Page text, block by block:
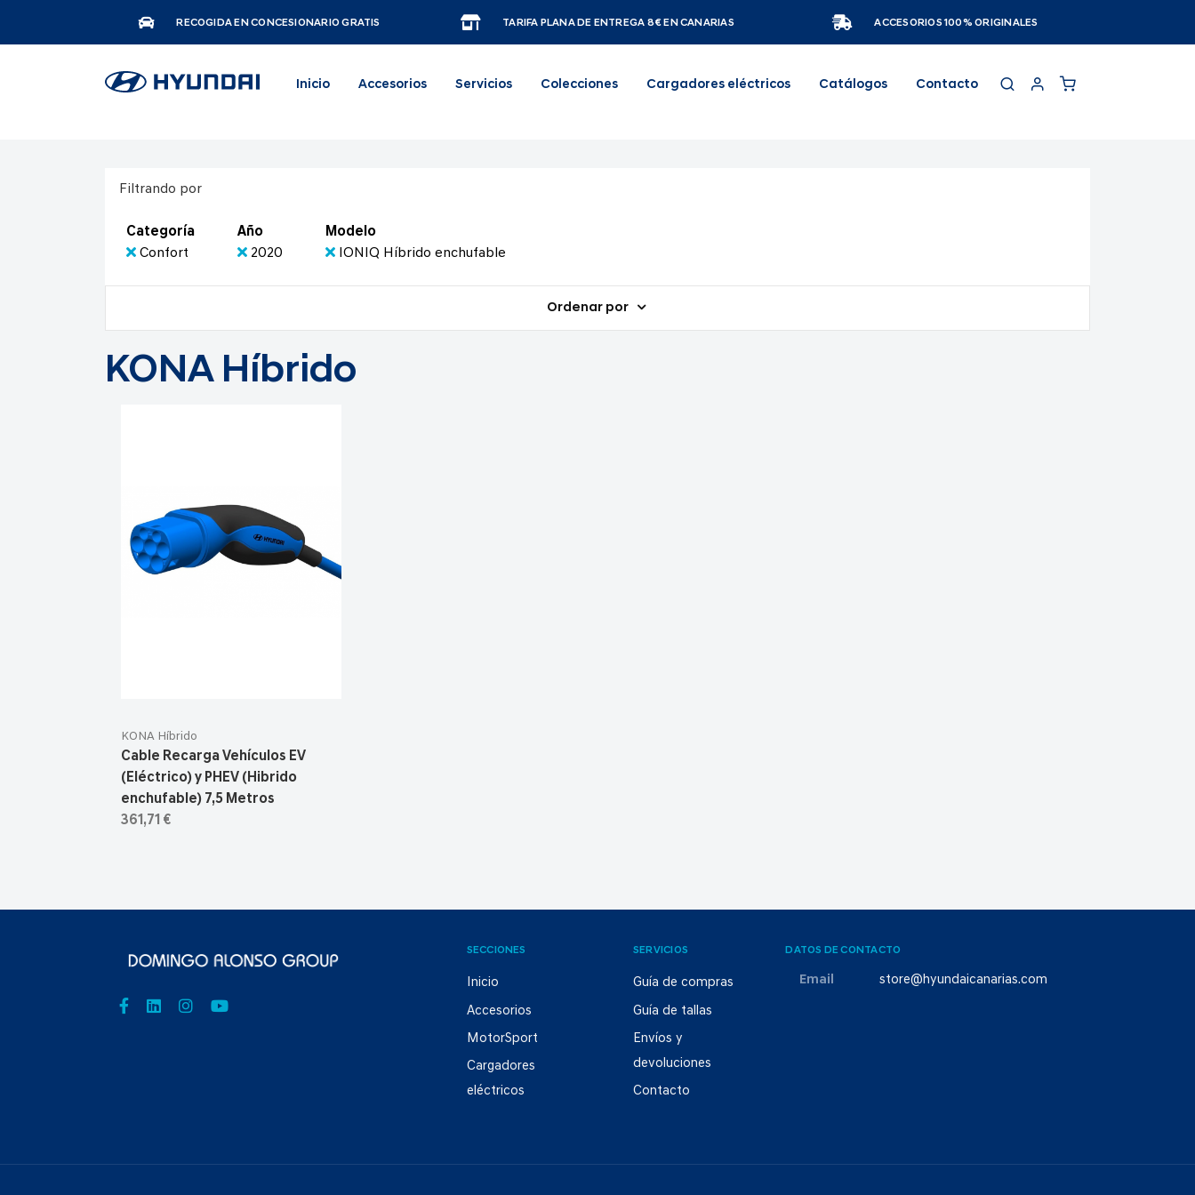
RECOGIDA EN CONCESIONARIO GRATIS TARIFA PLANA DE ENTREGA 8€ EN CANARIAS ACCESORIOS 100% ORIGINALES
Inicio Accesorios Servicios Colecciones Cargadores eléctricos Catálogos Contacto
Filtrando por
Categoría
Confort
Año
2020
Modelo
IONIQ Híbrido enchufable
Ordenar por
KONA Híbrido
KONA Híbrido
Cable Recarga Vehículos EV
(Eléctrico) y PHEV (Hibrido
enchufable) 7,5 Metros
361,71 €
SECCIONES
Inicio
Accesorios
MotorSport
Cargadores
eléctricos
SERVICIOS
Guía de compras
Guía de tallas
Envíos y
devoluciones
Contacto
DATOS DE CONTACTO
Email store@hyundaicanarias.com